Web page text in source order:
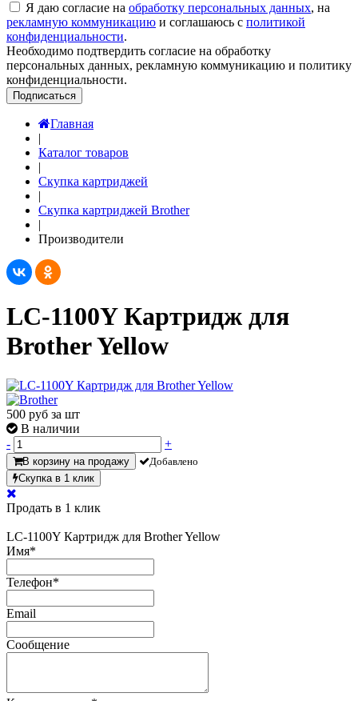
Я даю согласие на обработку персональных данных, на
рекламную коммуникацию и соглашаюсь с политикой
конфиденциальности.
Необходимо подтвердить согласие на обработку
персональных данных, рекламную коммуникацию и политику
конфиденциальности.
Подписаться
Главная
|
Каталог товаров
|
Скупка картриджей
|
Скупка картриджей Brother
|
Производители
LC-1100Y Картридж для
Brother Yellow
500 руб за шт
В наличии
-
+
В корзину на продажу
Добавлено
Скупка в 1 клик
Продать в 1 клик
LC-1100Y Картридж для Brother Yellow
Имя*
Телефон*
Email
Сообщение